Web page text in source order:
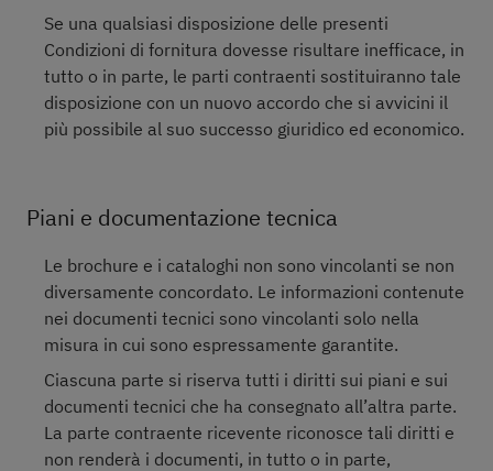
Se una qualsiasi disposizione delle presenti
Condizioni di fornitura dovesse risultare inefficace, in
tutto o in parte, le parti contraenti sostituiranno tale
disposizione con un nuovo accordo che si avvicini il
più possibile al suo successo giuridico ed economico.
Piani e documentazione tecnica
Le brochure e i cataloghi non sono vincolanti se non
diversamente concordato. Le informazioni contenute
nei documenti tecnici sono vincolanti solo nella
misura in cui sono espressamente garantite.
Ciascuna parte si riserva tutti i diritti sui piani e sui
documenti tecnici che ha consegnato all’altra parte.
La parte contraente ricevente riconosce tali diritti e
non renderà i documenti, in tutto o in parte,